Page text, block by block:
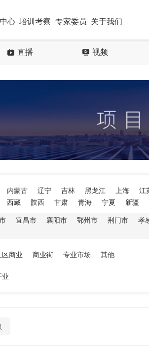
心 培训考察 专家委员 关于我们
直播 视频
内蒙古 辽宁 吉林 黑龙江 上海 江
西藏 陕西 甘肃 青海 宁夏 新疆
宜昌市 襄阳市 鄂州市 荆门市 孝
区商业 商业街 专业市场 其他
业